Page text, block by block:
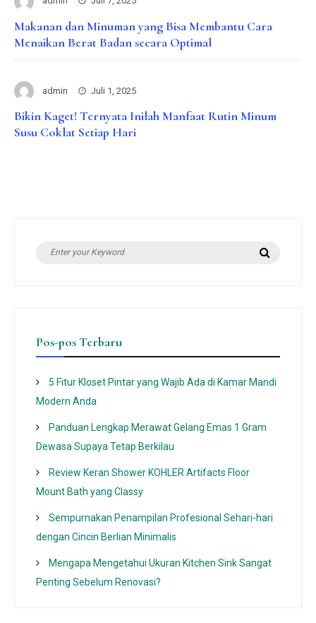
Makanan dan Minuman yang Bisa Membantu Cara
Menaikan Berat Badan secara Optimal
admin Juli 1, 2025
Bikin Kaget! Ternyata Inilah Manfaat Rutin Minum
Susu Coklat Setiap Hari
Search
Pos-pos Terbaru
5 Fitur Kloset Pintar yang Wajib Ada di Kamar Mandi
Modern Anda
Panduan Lengkap Merawat Gelang Emas 1 Gram
Dewasa Supaya Tetap Berkilau
Review Keran Shower KOHLER Artifacts Floor
Mount Bath yang Classy
Sempurnakan Penampilan Profesional Sehari-hari
dengan Cincin Berlian Minimalis
Mengapa Mengetahui Ukuran Kitchen Sink Sangat
Penting Sebelum Renovasi?